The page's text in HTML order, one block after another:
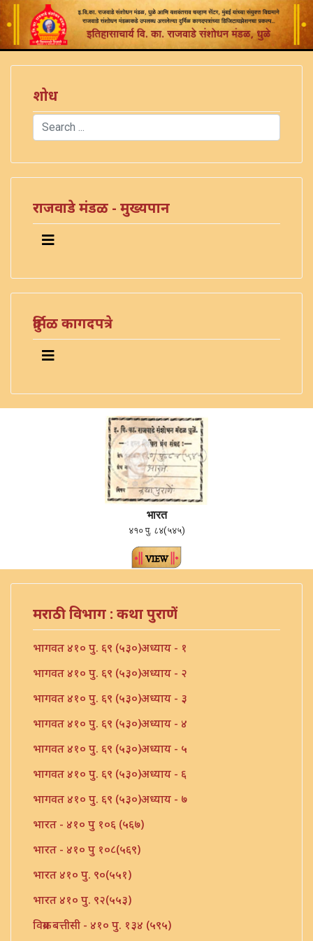
शोध
Search
राजवाडे मंडळ - मुख्यपान
दुर्मिळ कागदपत्रे
भारत
४१० पु. ८४(५४५)
मराठी विभाग : कथा पुराणें
भागवत ४१० पु. ६९ (५३०)अध्याय - १
भागवत ४१० पु. ६९ (५३०)अध्याय - २
भागवत ४१० पु. ६९ (५३०)अध्याय - ३
भागवत ४१० पु. ६९ (५३०)अध्याय - ४
भागवत ४१० पु. ६९ (५३०)अध्याय - ५
भागवत ४१० पु. ६९ (५३०)अध्याय - ६
भागवत ४१० पु. ६९ (५३०)अध्याय - ७
भारत - ४१० पु १०६ (५६७)
भारत - ४१० पु १०८(५६९)
भारत ४१० पु. ९०(५५१)
भारत ४१० पु. ९२(५५३)
विक्रम बत्तीसी - ४१० पु. १३४ (५९५)